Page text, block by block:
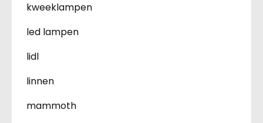
kweeklampen
led lampen
lidl
linnen
mammoth